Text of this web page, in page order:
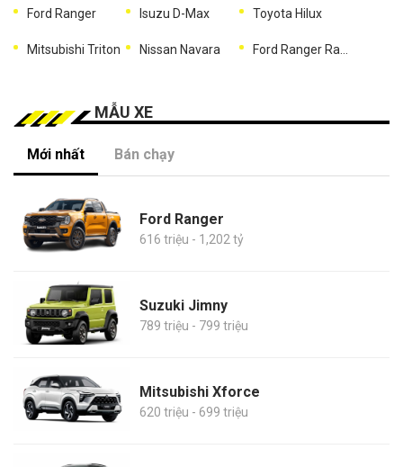
Ford Ranger Isuzu D-Max Toyota Hilux
Mitsubishi Triton Nissan Navara Ford Ranger Raptor
MẪU XE
Mới nhất Bán chạy
Ford Ranger
616 triệu - 1,202 tỷ
Suzuki Jimny
789 triệu - 799 triệu
Mitsubishi Xforce
620 triệu - 699 triệu